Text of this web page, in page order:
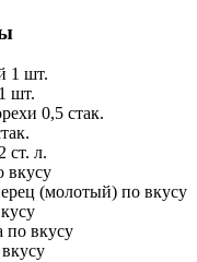
1 шт.
шт.
0,5 стак.
ст. л.
вкусу
(молотый) по вкусу
по вкусу